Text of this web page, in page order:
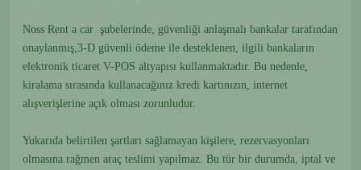
Noss Rent a car şubelerinde, güvenliği anlaşmalı bankalar tarafından
onaylanmış,3-D güvenli ödeme ile desteklenen, ilgili bankaların
elektronik ticaret V-POS altyapısı kullanmaktadır. Bu nedenle,
kiralama sırasında kullanacağınız kredi kartınızın, internet
alışverişlerine açık olması zorunludur.
Yukarıda belirtilen şartları sağlamayan kişilere, rezervasyonları
olmasına rağmen araç teslimi yapılmaz. Bu tür bir durumda, iptal ve